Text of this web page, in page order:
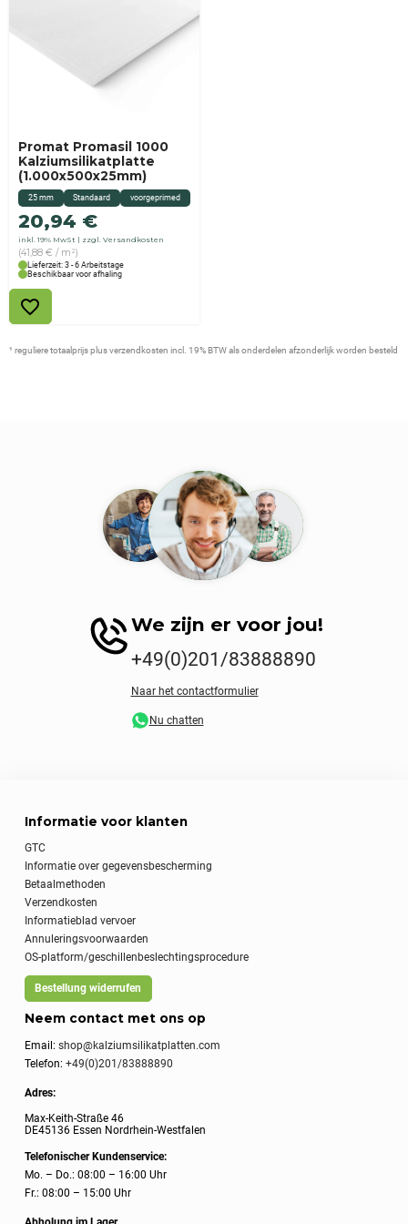
25 mm Standaard voorgeprimed
Promat Promasil 1000
Kalziumsilikatplatte
(1.000x500x25mm)
20,94 €
inkl. 19% MwSt zzgl. Versandkosten
(41,88 € / m²)
Lieferzeit: 3 - 6 Arbeitstage
Beschikbaar voor afhaling
¹ reguliere totaalprijs plus verzendkosten incl. 19% BTW als onderdelen afzonderlijk worden besteld
We zijn er voor jou!
+49(0)201/83888890
Naar het contactformulier
Nu chatten
Informatie voor klanten
GTC
Informatie over gegevensbescherming
Betaalmethoden
Verzendkosten
Informatieblad vervoer
Annuleringsvoorwaarden
OS-platform/geschillenbeslechtingsprocedure
Bestellung widerrufen
Neem contact met ons op
Email:shop@kalziumsilikatplatten.com
Telefon:+49(0)201/83888890
Adres:
Max-Keith-Straße 46
DE45136 Essen Nordrhein-Westfalen
Telefonischer Kundenservice:
Mo. – Do.: 08:00 – 16:00 Uhr
Fr.: 08:00 – 15:00 Uhr